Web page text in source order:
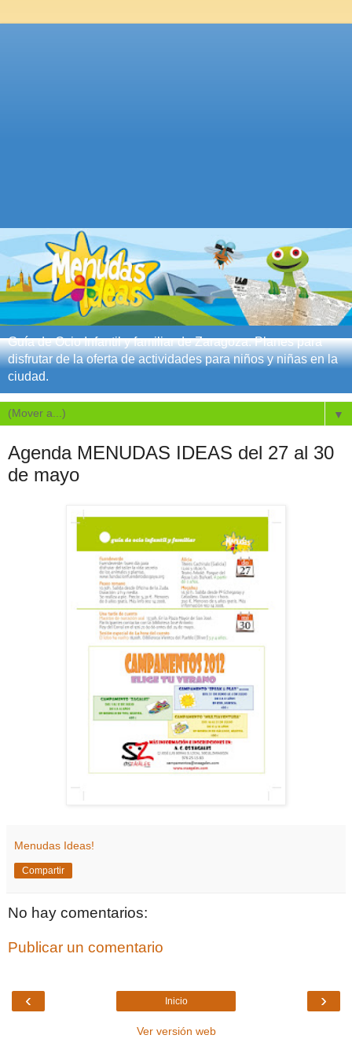
Guía de Ocio Infantil y familiar de Zaragoza. Planes para
disfrutar de la oferta de actividades para niños y niñas en la
ciudad.
▼
Agenda MENUDAS IDEAS del 27 al 30
de mayo
Menudas Ideas!
Compartir
No hay comentarios:
Publicar un comentario
‹ ›
Inicio
Ver versión web